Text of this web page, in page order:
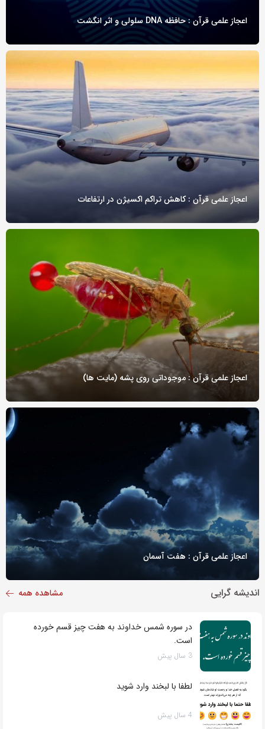
اعجاز علمی قرآن : حافظه DNA سلولی و اثر انگشت
اعجاز علمی قرآن : کاهش تراکم اکسیژن در ارتفاعات
اعجاز علمی قرآن : موجوداتی روی پشه (مایت ها)
اعجاز علمی قرآن : هفت آسمان
اندیشه گرایی مشاهده همه
در سوره شمس خداوند به هفت چیز قسم خورده
است.
3 سال پیش
لطفا با لبخند وارد شوید
4 سال پیش